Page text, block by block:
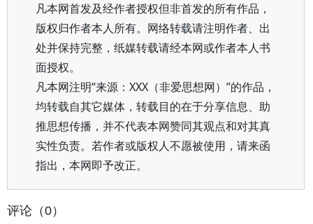
凡本网首发及经作者授权但非首发的所有作品，
版权归作者本人所有。网络转载请注明作者、出
处并保持完整，纸媒转载请经本网或作者本人书
面授权。
凡本网注明“来源：XXX（非爱思想网）”的作品，
均转载自其它媒体，转载目的在于分享信息、助
推思想传播，并不代表本网赞同其观点和对其真
实性负责。若作者或版权人不愿被使用，请来函
指出，本网即予改正。
评论（0）